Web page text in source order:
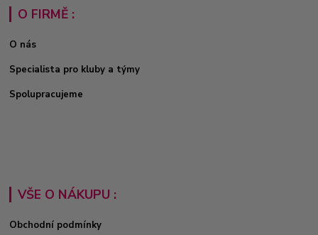
O FIRMĚ :
O nás
Specialista pro kluby a týmy
Spolupracujeme
VŠE O NÁKUPU :
Obchodní podmínky